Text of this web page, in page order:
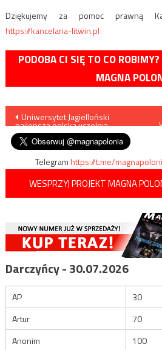
Dziękujemy za pomoc prawną
https://kancelaria-litwin.pl
PODOBA CI SIĘ TO CO
MAGNA
Nawigacja
wpisu
Uniwersytet Jagielloński
najlepszą polską uczelnią
Telegramhttps://t.me/
WESPRZYJ PROJEKT MAGNA
Darczyńcy - 30.07.2026
AP
30
Artur
70
Anonim
100